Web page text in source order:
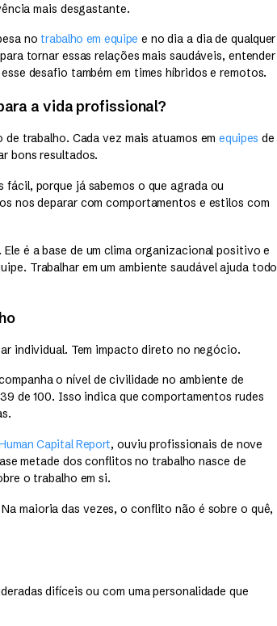
mais desgastante.
no trabalho em equipe e no dia a dia de qualquer
tornar essas relações mais saudáveis, entender
desafio também em times híbridos e remotos.
a vida profissional?
trabalho. Cada vez mais atuamos emequipes de
bons resultados.
porque já sabemos o que agrada ou
nos deparar com comportamentos e estilos com
é a base de um clima organizacional positivo e
Trabalhar em um ambiente saudável ajuda todo
individual. Tem impacto direto no negócio.
o nível de civilidade no ambiente de
de 100. Isso indica que comportamentos rudes
Capital Report, ouviu profissionais de nove
metade dos conflitos no trabalho nasce de
o trabalho em si.
maioria das vezes, o conflito não é sobre o quê,
difíceis ou com uma personalidade que